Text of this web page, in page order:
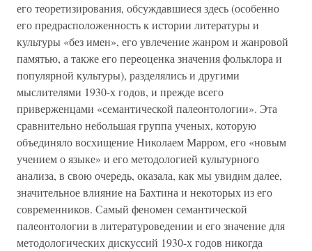
его теоретизирования, обсуждавшиеся здесь (особенно
его предрасположенность к истории литературы и
культуры «без имен», его увлечение жанром и жанровой
памятью, а также его переоценка значения фольклора и
популярной культуры), разделялись и другими
мыслителями 1930-х годов, и прежде всего
приверженцами «семантической палеонтологии». Эта
сравнительно небольшая группа ученых, которую
объединяло восхищение Николаем Марром, его «новым
учением о языке» и его методологией культурного
анализа, в свою очередь, оказала, как мы увидим далее,
значительное влияние на Бахтина и некоторых из его
современников. Самый феномен семантической
палеонтологии в литературоведении и его значение для
методологических дискуссий 1930-х годов никогда